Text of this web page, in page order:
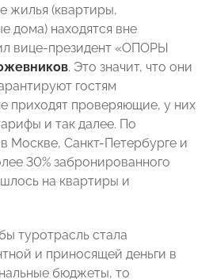
жилья (квартиры,
дома) находятся вне
вице-президент «ОПОРЫ
. Это значит, что они
гостям
приходят проверяющие, у них
и так далее. По
в Москве, Санкт-Петербурге и
30% забронированного
на квартиры и
туротрасль стала
и приносящей деньги в
бюджеты, то